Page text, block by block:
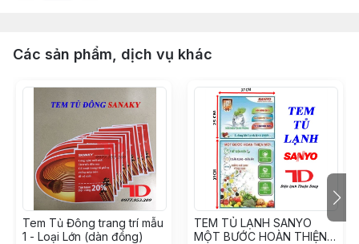
Các sản phẩm, dịch vụ khác
Tem Tủ Đông trang trí mẫu
1 - Loại Lớn (dàn đồng)
TEM TỦ LẠNH SANYO
MỘT BƯỚC HOÀN THIỆN